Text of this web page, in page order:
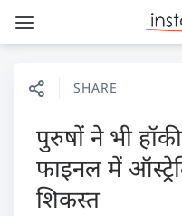
SHARE
पुरुषों ने भी
फाइनल में
शिकस्त